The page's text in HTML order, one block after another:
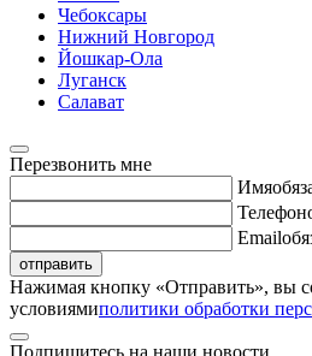
Чебоксары
Нижний Новгород
Йошкар-Ола
Луганск
Салават
Перезвонить мне
Имя
Телефон
Email
отправить
Нажимая кнопку «Отправить», вы
условиямиполитики обработки
Подпишитесь на наши новости